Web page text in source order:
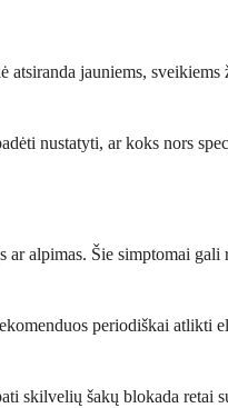
jauniems,
nustatyti, ar koks nors
ar alpimas. Šie simptomai
periodiškai atlikti
skilvelių šakų blokada retai